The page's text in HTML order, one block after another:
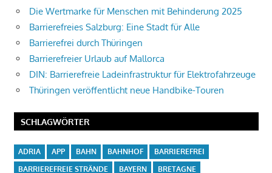
Die Wertmarke für Menschen mit Behinderung 2025
Barrierefreies Salzburg: Eine Stadt für Alle
Barrierefrei durch Thüringen
Barrierefreier Urlaub auf Mallorca
DIN: Barrierefreie Ladeinfrastruktur für Elektrofahrzeuge
Thüringen veröffentlicht neue Handbike-Touren
SCHLAGWÖRTER
ADRIA APP BAHN BAHNHOF
BARRIEREFREI
BARRIEREFREIE STRÄNDE
BAYERN
BRETAGNE